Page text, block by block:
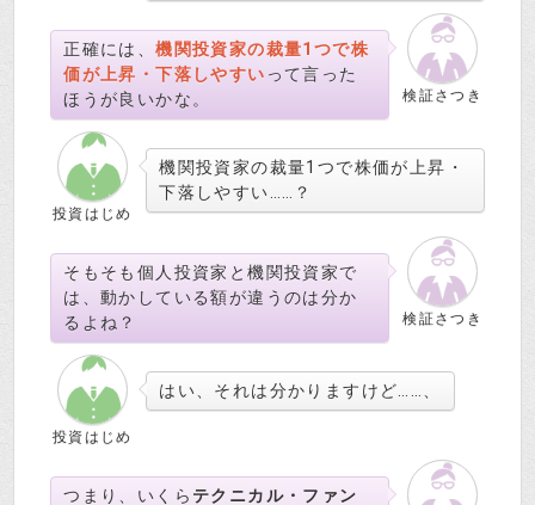
検証さつき
正確には、機関投資家の裁量1つで株
価が上昇・下落しやすい って言った
ほうが良いかな。
投資はじめ
機関投資家の裁量1つで株価が上昇・
下落しやすい……？
検証さつき
そもそも個人投資家と機関投資家で
は、動かしている額が違うのは分か
るよね？
投資はじめ
はい、それは分かりますけど……、
つまり、いくら テクニカル・ファン